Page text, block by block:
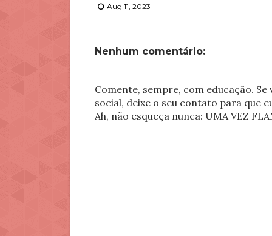
Aug 11, 2023
Nenhum comentário:
Comente, sempre, com educação.
social, deixe o seu contato para que
Ah, não esqueça nunca: UMA VEZ